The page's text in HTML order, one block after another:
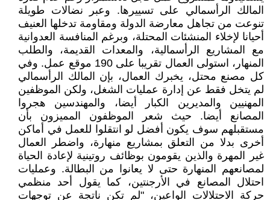
المالك الرأسمالي على تسييرها. وعبر نضالات طويلة
تنوعت من تجاهل معارضة الدولة ومقاومة تدخلها العنيف
أحيانا لإخلاء المنشئات المحتلة، وبرغم المنافسة العدوانية
مع المشاريع الرأسمالية، والمعدات القديمة، والطلب
المنهار، استولى العمال تقريبا على 190 موقع عمل. وفي
كل مصنع محتل، يخبرك العمال، بإن المالك الرأسمالي
لم يتخل فقط عن إدارة عمليات الشغل، ولكن الموظفين
المهنيين والمديرين الكبار أيضا، والمهندسين هجروا
المصانع أيضا. حيث شعر الموظفون المميزون بأن
مستقبلهم سوف يكون أفضل لو انتقلوا للعمل في أماكن
أخرى بدلا من التعلق بمشاريع منهارة، واضطر العمال
غير المهرة والذين يقومون بوظائف روتينية لإعادة الحياة
لمصانعهم المنهارة حتى لا يعانوا من البطالة. وعمليات
احتلال المصانع في الأرجنتين، كما يقول أحد منظمي
حركة الاحتلالات الواعين، "لم تكن ناتجة عن توجهات